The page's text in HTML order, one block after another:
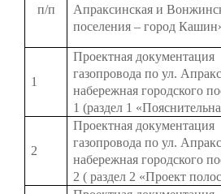
п/п
Апраксинская и
поселения – город
1
Проектная
газопровода по ул.
набережная городского
1 (раздел 1
2
Проектная
газопровода по ул.
набережная городского
2 ( раздел 2 «Проект